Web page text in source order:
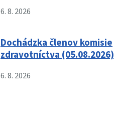
6. 8. 2026
Dochádzka členov komisie
zdravotníctva (05.08.2026)
6. 8. 2026